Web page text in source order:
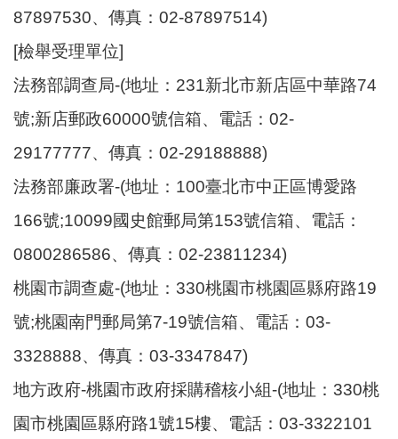
87897530、傳真：02-87897514)
[檢舉受理單位]
法務部調查局-(地址：231新北市新店區中華路74
號;新店郵政60000號信箱、電話：02-
29177777、傳真：02-29188888)
法務部廉政署-(地址：100臺北市中正區博愛路
166號;10099國史館郵局第153號信箱、電話：
0800286586、傳真：02-23811234)
桃園市調查處-(地址：330桃園市桃園區縣府路19
號;桃園南門郵局第7-19號信箱、電話：03-
3328888、傳真：03-3347847)
地方政府-桃園市政府採購稽核小組-(地址：330桃
園市桃園區縣府路1號15樓、電話：03-3322101